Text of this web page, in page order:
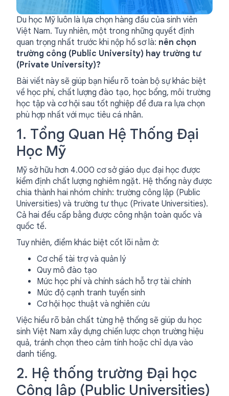
Du học Mỹ luôn là lựa chọn hàng đầu của sinh viên
Việt Nam. Tuy nhiên, một trong những quyết định
quan trọng nhất trước khi nộp hồ sơ là: nên chọn
trường công (Public University) hay trường tư
(Private University)?
Bài viết này sẽ giúp bạn hiểu rõ toàn bộ sự khác biệt
về học phí, chất lượng đào tạo, học bổng, môi trường
học tập và cơ hội sau tốt nghiệp để đưa ra lựa chọn
phù hợp nhất với mục tiêu cá nhân.
1. Tổng Quan Hệ Thống Đại
Học Mỹ
Mỹ sở hữu hơn 4.000 cơ sở giáo dục đại học được
kiểm định chất lượng nghiêm ngặt. Hệ thống này được
chia thành hai nhóm chính: trường công lập (Public
Universities) và trường tư thục (Private Universities).
Cả hai đều cấp bằng được công nhận toàn quốc và
quốc tế.
Tuy nhiên, điểm khác biệt cốt lõi nằm ở:
Cơ chế tài trợ và quản lý
Quy mô đào tạo
Mức học phí và chính sách hỗ trợ tài chính
Mức độ cạnh tranh tuyển sinh
Cơ hội học thuật và nghiên cứu
Việc hiểu rõ bản chất từng hệ thống sẽ giúp du học
sinh Việt Nam xây dựng chiến lược chọn trường hiệu
quả, tránh chọn theo cảm tính hoặc chỉ dựa vào
danh tiếng.
2. Hệ thống trường Đại học
Công lập (Public Universities)